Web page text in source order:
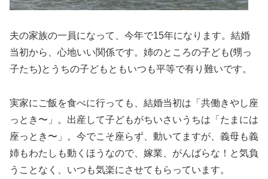
夫の家族の一員になって、今年で15年になります。結婚
当初から、心地いい関係です。姉のところの子ども(甥っ
子たち)とうちの子どもともいつも平等で有り難いです。
実家にご飯を食べに行っても、結婚当初は「共働きやし座
っとき〜」。出産して子どもがちいさいうちは「たまには
座っとき〜」。今でこそ座らず、動いてますが、義母も義
姉もわたしも動くほうなので、嫁業、がんばらな！と気負
うことなく、いつも気楽にさせてもらっています。